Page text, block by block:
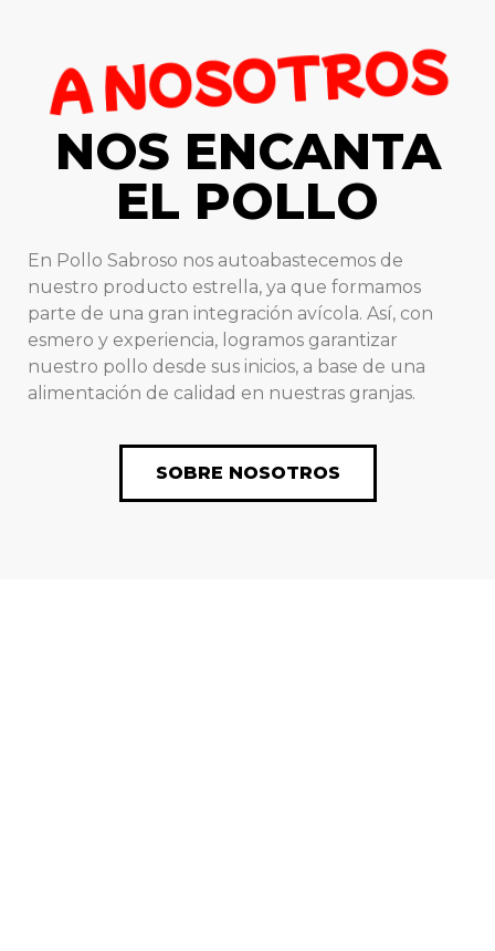
A NOSOTROS
NOS ENCANTA
EL POLLO
En Pollo Sabroso nos autoabastecemos de
nuestro producto estrella, ya que formamos
parte de una gran integración avícola. Así, con
esmero y experiencia, logramos garantizar
nuestro pollo desde sus inicios, a base de una
alimentación de calidad en nuestras granjas.
SOBRE NOSOTROS